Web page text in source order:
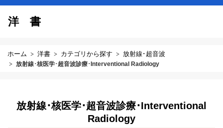
洋書
ホーム 洋書 カテゴリから探す 放射線･超音波
放射線･核医学･超音波診療･Interventional Radiology
放射線･核医学･超音波診療･Interventional
Radiology